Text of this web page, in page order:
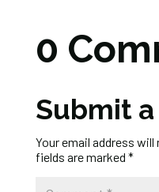
0
Submit
Your email address will
fields are marked *